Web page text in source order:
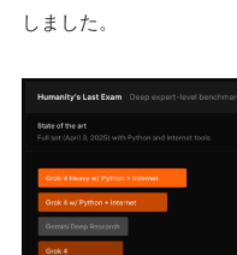
しました。